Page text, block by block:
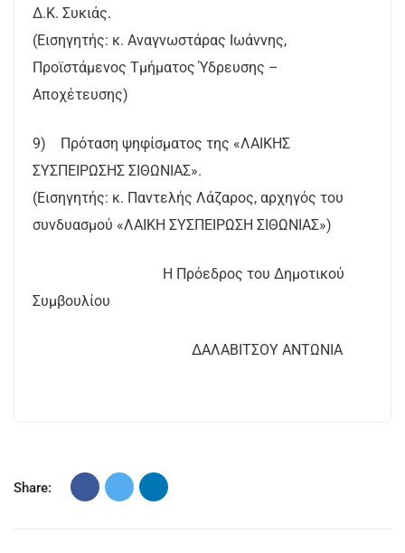
Δ.Κ. Συκιάς.
(Εισηγητής: κ. Αναγνωστάρας Ιωάννης,
Προϊστάμενος Τμήματος Ύδρευσης –
Αποχέτευσης)
9) Πρόταση ψηφίσματος της «ΛΑΙΚΗΣ
ΣΥΣΠΕΙΡΩΣΗΣ ΣΙΘΩΝΙΑΣ».
(Εισηγητής: κ. Παντελής Λάζαρος, αρχηγός του
συνδυασμού «ΛΑΙΚΗ ΣΥΣΠΕΙΡΩΣΗ ΣΙΘΩΝΙΑΣ»)
Η Πρόεδρος του Δημοτικού
Συμβουλίου
ΔΑΛΑΒΙΤΣΟΥ ΑΝΤΩΝΙΑ
Share: